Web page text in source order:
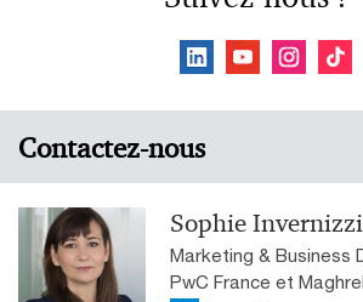
Contactez-nous
Sophie Invernizzi
Marketing & Business
PwC France et